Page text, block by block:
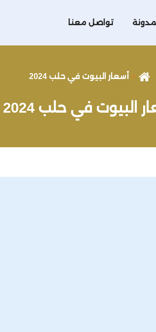
تواصل معنا
أسعار البيوت في حلب 2024
البيوت في حلب 2024